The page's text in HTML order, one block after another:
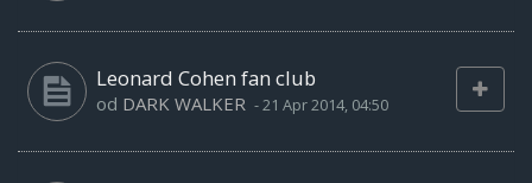
Leonard Cohen fan club
od DARK WALKER -21 Apr 2014, 04:50